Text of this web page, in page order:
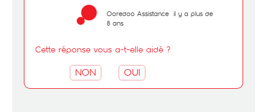
Ooredoo Assistance il y a plus de
8 ans
Cette réponse vous a-t-elle aidé ?
NON OUI